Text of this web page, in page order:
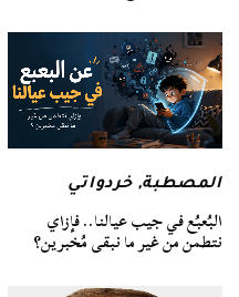
المصطبة,خردواتي
البُعبُع في جيب عيالنا.. فإزاي
نتطمن من غير ما نبقى مُخبرين؟